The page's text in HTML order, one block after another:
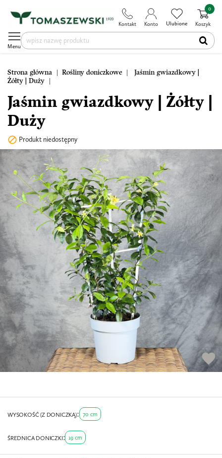
Kontakt Konto Ulubione Koszyk
0
Menu
Strona główna Rośliny doniczkowe
Jaśmin gwiazdkowy |
Żółty | Duży
Jaśmin gwiazdkowy | Żółty |
Duży
 Produkt niedostępny
WYSOKOŚĆ (Z DONICZKĄ) 70 cm
ŚREDNICA DONICZKI 19 cm
favorite